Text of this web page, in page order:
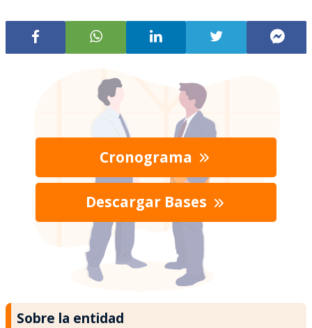
Cronograma
Descargar Bases
Sobre la entidad